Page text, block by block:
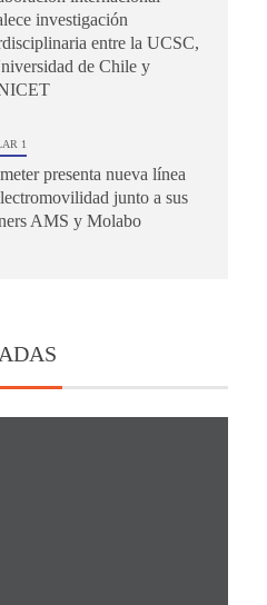
investigación
entre la UCSC,
de Chile y
1
presenta nueva línea
junto a sus
AMS y Molabo